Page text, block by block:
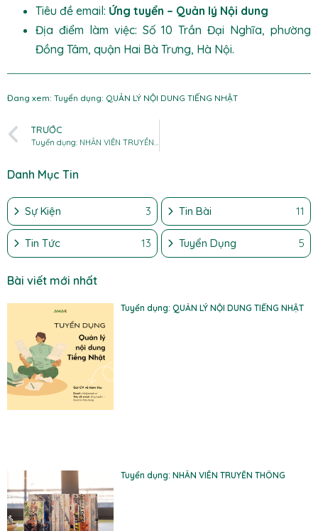
Tiêu đề email: Ứng tuyển – Quản lý Nội dung
Địa điểm làm việc: Số 10 Trần Đại Nghĩa, phường
Đồng Tâm, quận Hai Bà Trưng, Hà Nội.
Đang xem: Tuyển dụng: QUẢN LÝ NỘI DUNG TIẾNG NHẬT
TRƯỚC
Tuyển dụng: NHÂN VIÊN TRUYỀN THÔNG
Danh Mục Tin
Sự Kiện 3 Tin Bài 11
Tin Tức 13 Tuyển Dụng 5
Bài viết mới nhất
Tuyển dụng: QUẢN LÝ NỘI DUNG TIẾNG NHẬT
Tuyển dụng: NHÂN VIÊN TRUYỀN THÔNG